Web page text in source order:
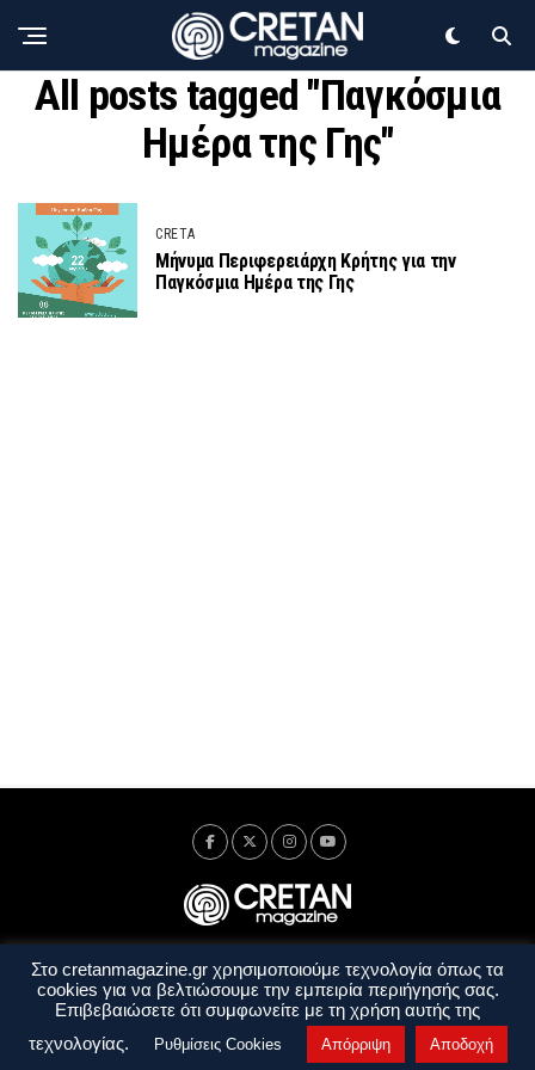
All posts tagged "Παγκόσμια
Ημέρα της Γης"
CRETA
Μήνυμα Περιφερειάρχη Κρήτης για την
Παγκόσμια Ημέρα της Γης
Ταυτότητα Πολιτική Απορρήτου
Όροι Χρήσης
Όροι και Προϋποθέσεις
Στο cretanmagazine.gr χρησιμοποιούμε τεχνολογία όπως τα
cookies για να βελτιώσουμε την εμπειρία περιήγησής σας.
Επιβεβαιώσετε ότι συμφωνείτε με τη χρήση αυτής της
τεχνολογίας.
Ρυθμίσεις Cookies Απόρριψη Αποδοχή